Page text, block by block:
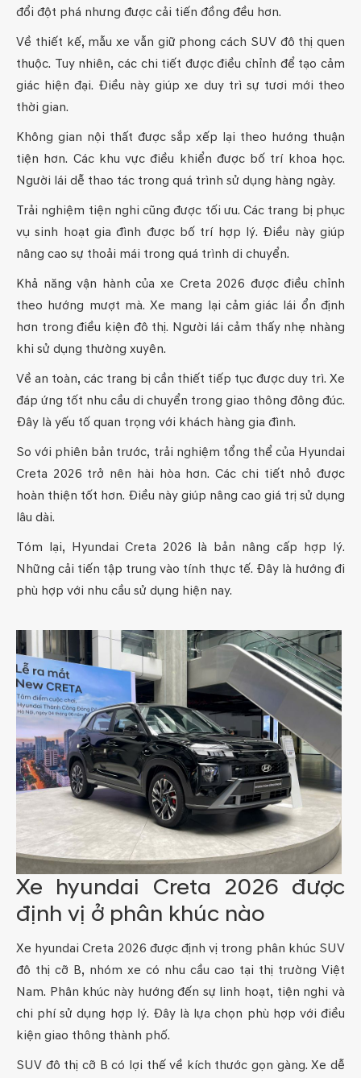
đổi đột phá nhưng được cải tiến đồng đều hơn.
Về thiết kế, mẫu xe vẫn giữ phong cách SUV đô thị quen
thuộc. Tuy nhiên, các chi tiết được điều chỉnh để tạo cảm
giác hiện đại. Điều này giúp xe duy trì sự tươi mới theo
thời gian.
Không gian nội thất được sắp xếp lại theo hướng thuận
tiện hơn. Các khu vực điều khiển được bố trí khoa học.
Người lái dễ thao tác trong quá trình sử dụng hàng ngày.
Trải nghiệm tiện nghi cũng được tối ưu. Các trang bị phục
vụ sinh hoạt gia đình được bố trí hợp lý. Điều này giúp
nâng cao sự thoải mái trong quá trình di chuyển.
Khả năng vận hành của xe Creta 2026 được điều chỉnh
theo hướng mượt mà. Xe mang lại cảm giác lái ổn định
hơn trong điều kiện đô thị. Người lái cảm thấy nhẹ nhàng
khi sử dụng thường xuyên.
Về an toàn, các trang bị cần thiết tiếp tục được duy trì. Xe
đáp ứng tốt nhu cầu di chuyển trong giao thông đông đúc.
Đây là yếu tố quan trọng với khách hàng gia đình.
So với phiên bản trước, trải nghiệm tổng thể của Hyundai
Creta 2026 trở nên hài hòa hơn. Các chi tiết nhỏ được
hoàn thiện tốt hơn. Điều này giúp nâng cao giá trị sử dụng
lâu dài.
Tóm lại, Hyundai Creta 2026 là bản nâng cấp hợp lý.
Những cải tiến tập trung vào tính thực tế. Đây là hướng đi
phù hợp với nhu cầu sử dụng hiện nay.
Xe hyundai Creta 2026 được
định vị ở phân khúc nào
Xe hyundai Creta 2026 được định vị trong phân khúc SUV
đô thị cỡ B, nhóm xe có nhu cầu cao tại thị trường Việt
Nam. Phân khúc này hướng đến sự linh hoạt, tiện nghi và
chi phí sử dụng hợp lý. Đây là lựa chọn phù hợp với điều
kiện giao thông thành phố.
SUV đô thị cỡ B có lợi thế về kích thước gọn gàng. Xe dễ